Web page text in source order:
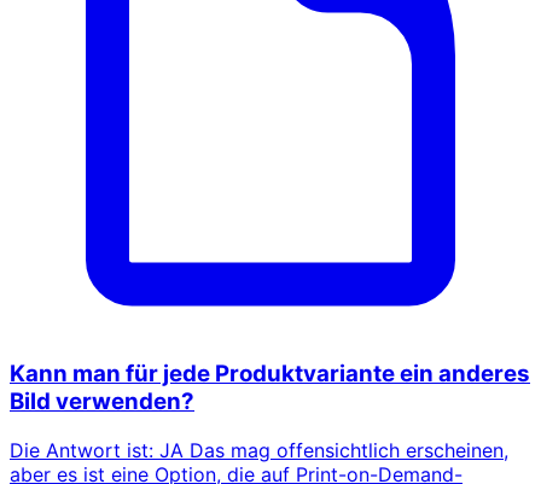
Kann man für jede Produktvariante ein anderes
Bild verwenden?
Die Antwort ist: JA Das mag offensichtlich erscheinen,
aber es ist eine Option, die auf Print-on-Demand-